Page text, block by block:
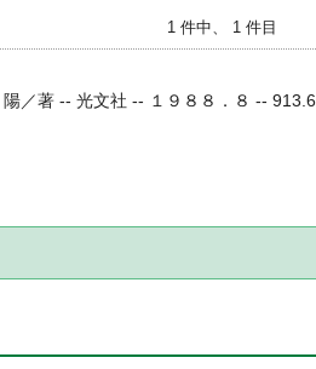
1 件中、 1 件目
／著 -- 光文社 -- １９８８．８ -- 913.6